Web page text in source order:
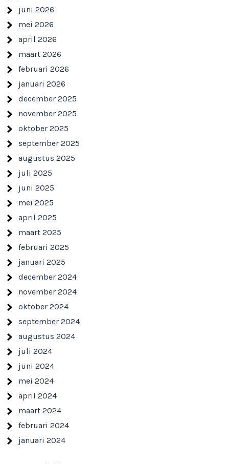
juni 2026
mei 2026
april 2026
maart 2026
februari 2026
januari 2026
december 2025
november 2025
oktober 2025
september 2025
augustus 2025
juli 2025
juni 2025
mei 2025
april 2025
maart 2025
februari 2025
januari 2025
december 2024
november 2024
oktober 2024
september 2024
augustus 2024
juli 2024
juni 2024
mei 2024
april 2024
maart 2024
februari 2024
januari 2024